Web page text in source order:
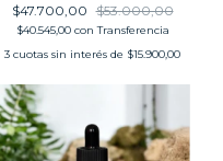
$47.700,00 $53.000,00
$40.545,00 con Transferencia
3 cuotas sin interés de $15.900,00